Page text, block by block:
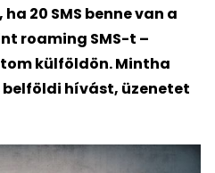
20 SMS benne van a
roaming SMS-t –
külföldön. Mintha
belföldi hívást, üzenetet